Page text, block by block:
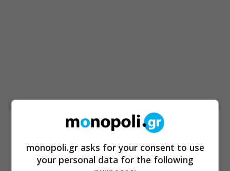
monopoli.gr asks for your consent to use
your personal data for the following